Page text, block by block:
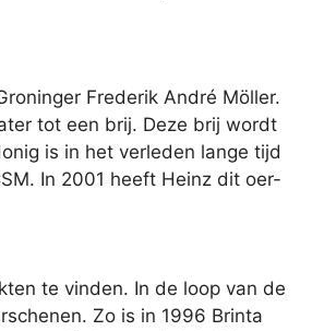
Frederik André Möller.
tot een brij. Deze brij wordt
is in het verleden lange tijd
In 2001 heeft Heinz dit oer-
te vinden. In de loop van de
Zo is in 1996 Brinta